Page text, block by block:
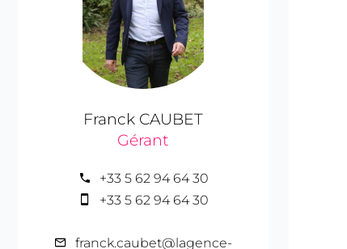
Franck CAUBET
Gérant
+33 5 62 94 64 30
+33 5 62 94 64 30
franck.caubet@lagence-